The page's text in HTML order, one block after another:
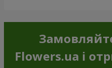
Flowers.ua і